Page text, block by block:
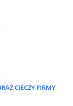
CIECZY FIRMY